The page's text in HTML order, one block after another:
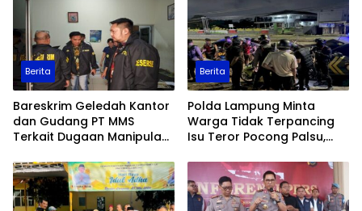
Berita
Bareskrim Geledah Kantor
dan Gudang PT MMS
Terkait Dugaan Manipulasi
Berita
Polda Lampung Minta
Warga Tidak Terpancing
Isu Teror Pocong Palsu,
Ditingkatkan